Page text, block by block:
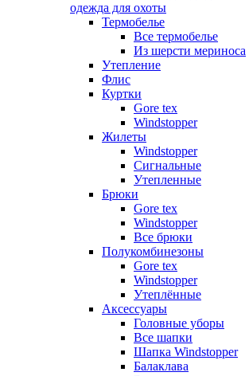
одежда для охоты
Термобелье
Все термобелье
Из шерсти мериноса
Утепление
Флис
Куртки
Gore tex
Windstopper
Жилеты
Windstopper
Сигнальные
Утепленные
Брюки
Gore tex
Windstopper
Все брюки
Полукомбинезоны
Gore tex
Windstopper
Утеплённые
Аксессуары
Головные уборы
Все шапки
Шапка Windstopper
Балаклава